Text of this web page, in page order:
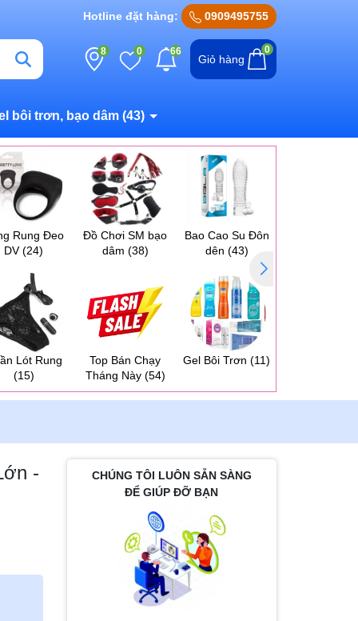
Hotline đặt hàng: 0909495755
8 0 66
Giỏ hàng
0
bôi trơn, bạo dâm (43)
Rung Đeo
DV(24)
Đồ Chơi SM bạo
dâm (38)
Bao Cao Su Đôn
dên (43)
Lót Rung
(15)
Top Bán Chạy
Tháng Này (54)
Gel Bôi Trơn (11)
-
CHÚNG TÔI LUÔN SẴN SÀNG
ĐỂ GIÚP ĐỠ BẠN